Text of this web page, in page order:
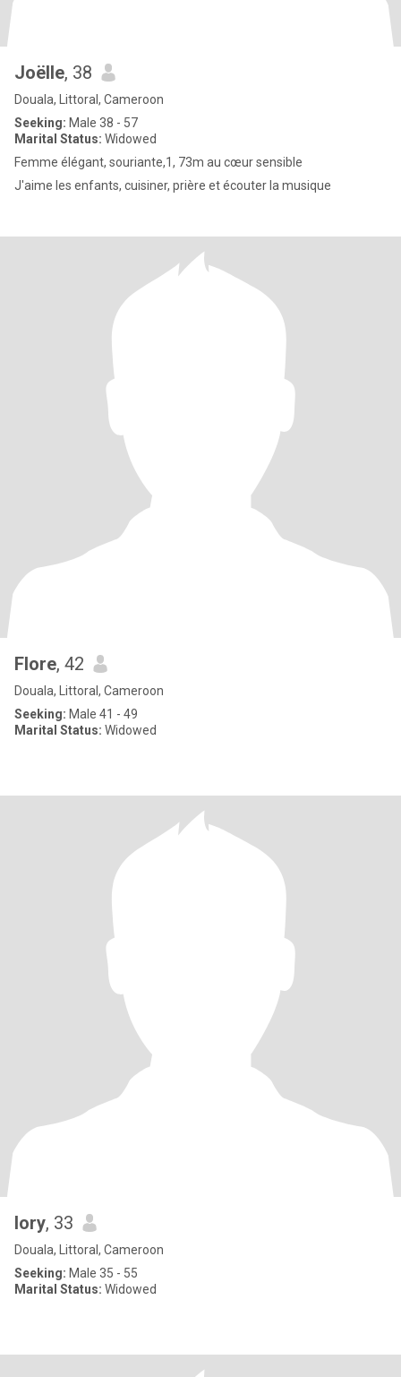
Joëlle, 38
Douala, Littoral, Cameroon
Seeking: Male 38 - 57
Marital Status: Widowed
Femme élégant, souriante,1, 73m au cœur sensible
J'aime les enfants, cuisiner, prière et écouter la musique
Flore, 42
Douala, Littoral, Cameroon
Seeking: Male 41 - 49
Marital Status: Widowed
lory, 33
Douala, Littoral, Cameroon
Seeking: Male 35 - 55
Marital Status: Widowed